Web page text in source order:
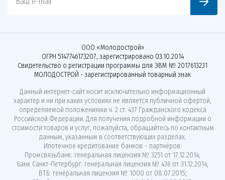
ООО «Молодострой»
ОГРН 5147746173207, зарегистрировано 03.10.2014
Свидетельство о регистрации программы для ЭВМ № 2017613231
МОЛОДОСТРОЙ - зарегистрированный товарный знак
Данный интернет-сайт носит исключительно информационный
характер и ни при каких условиях не является публичной офертой,
определяемой положениями ч. 2 ст. 437 Гражданского кодекса
Российской Федерации. Для получения подробной информации о
стоимости товаров и услуг, пожалуйста, обращайтесь по контактным
данным, указанным в соответствующих разделах.
Ипотечное кредитование банков - партнёров:
Промсвязьбанк: генеральная лицензия № 3251 от 17.12.2014;
Банк Санкт-Петербург: генеральная лицензия № 436 от 31.12.2014;
ВТБ: генеральная лицензия № 1000 от 08.07.2015;